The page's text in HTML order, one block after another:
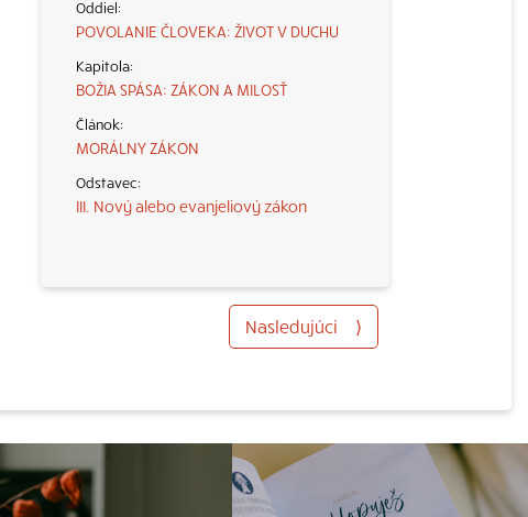
POVOLANIE ČLOVEKA: ŽIVOT V DUCHU
BOŽIA SPÁSA: ZÁKON A MILOSŤ
MORÁLNY ZÁKON
III. Nový alebo evanjeliový zákon
Nasledujúci ⟩